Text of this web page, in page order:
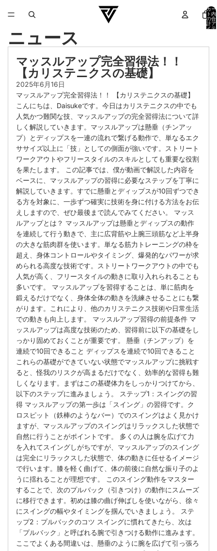
カー
ト内
の合
計ア
イテ
ニュース
マッスルアップ完全習得法！！
【カリステニクスの基礎】
2025年6月16日
マッスルアップ完全習得法！！ 【カリステニクスの基礎】
こんにちは、Daisukeです。今日はカリステニクスの中でも
人気かつ難関な技、マッスルアップの完全習得法について詳
しく解説していきます。マッスルアップは懸垂（チンアッ
プ）とディップスを一連の流れで繋げる動作で、単なるエク
ササイズ以上に「技」としての側面が強いです。ストリート
ワークアウトやフリースタイルのスキルとしても重要な役割
を果たします。 この記事では、僕が動画で解説した内容を
ベースに、マッスルアップの習得に必要なステップを丁寧に
解説していきます。すでに懸垂とディップスが10回ずつでき
る方を対象に、一歩ずつ確実に技術を身に付ける方法をお伝
えしますので、ぜひ最後まで読んでみてください。 マッス
ルアップとは？ マッスルアップは懸垂とディップスの動作
を連続して行う動きで、主に広背筋や上腕三頭筋など上半身
の大きな筋肉群を使います。単なる筋力トレーニングの枠を
超え、身体コントロールやタイミング、爆発的なパワーが求
められる高度な技術です。ストリートワークアウトの中でも
人気が高く、フリースタイルの動きに取り入れられることも
多いです。 マッスルアップを習得することは、単に筋肉を
鍛えるだけでなく、身体全体の動きを洗練させることにも繋
がります。これにより、他のカリステニクス技術や日常生活
での動きも向上します。 マッスルアップ習得の前提条件 マ
ッスルアップは高度な技術のため、習得前に以下の基礎をし
っかり固めておくことが重要です。 懸垂（チンアップ）を
連続で10回できること ディップスを連続で10回できること
これらの基礎ができていない状態でマッスルアップに挑戦す
ると、怪我のリスクが高まるだけでなく、効率的な習得も難
しくなります。まずはこの基礎体力をしっかりつけてから、
以下のステップに進みましょう。 ステップ1：スイングの習
得 マッスルアップの第一歩は「スイング」の習得です。ク
ロスピット（鉄棒のようなバー）でのスイングはよく見かけ
ますが、マッスルアップのスイングはリラックスした状態で
自然に行うことがポイントです。 多くの人は腕を広げて力
を入れてスイングしがちですが、マッスルアップのスイング
は完全にリラックスした状態で、体の動きに任せるイメージ
で行います。膝を軽く曲げて、体の前後に自然な振り子のよ
うに揺れることが理想です。 このスイング動作をマスター
することで、次のプルバック（引きつけ）の動作にスムーズ
に移行できます。初めは膝の曲げ伸ばしを使いながら、徐々
にスイングの幅やタイミングを掴んでいきましょう。 ステ
ップ2：プルバックのコツ スイングに慣れてきたら、次は
「プルバック」と呼ばれる腕で引きつける動作に進みます。
ここでよくある間違いは、懸垂のように腕を広げて引っ張ろ